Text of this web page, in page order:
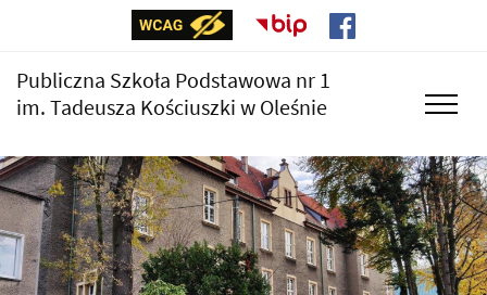
Publiczna Szkoła Podstawowa nr 1
im. Tadeusza Kościuszki w Oleśnie